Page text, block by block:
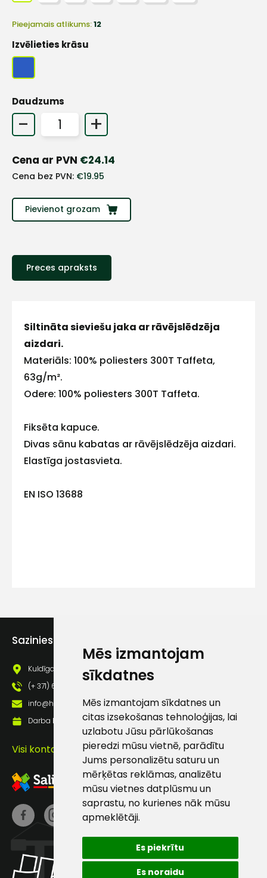
Mēs izmantojam
sīkdatnes
Mēs izmantojam sīkdatnes un
citas izsekošanas tehnoloģijas, lai
uzlabotu Jūsu pārlūkošanas
pieredzi mūsu vietnē, parādītu
Jums personalizētu saturu un
mērķētas reklāmas, analizētu
mūsu vietnes datplūsmu un
saprastu, no kurienes nāk mūsu
apmeklētāji.
Es piekrītu
Es noraidu
Pieejamais atlikums:12
Izvēlieties krāsu
Daudzums
- +
Cena ar PVN €24.14
Cena bez PVN: €19.95
Pievienot grozam
Preces apraksts
Siltināta sieviešu jaka ar rāvējslēdzēja
aizdari.
Materiāls: 100% poliesters 300T Taffeta,
63g/m².
Odere: 100% poliesters 300T Taffeta.
Fiksēta kapuce.
Divas sānu kabatas ar rāvējslēdzēja aizdari.
Elastīga jostasvieta.
EN ISO 13688
Sazinies ar mums
Kuldīgas iela 69a, Saldus, Saldus nov., LV - 3801
(+ 371) 63 881 186
info@hards.lv
Darba laiks: Darbadienās: 8:00 - 17:00
Visi kontakti
Sūtīt ziņojumu
Klientu
atbalsts
Darbdienās:
8:00 – 17:00
info@hards.lv
+